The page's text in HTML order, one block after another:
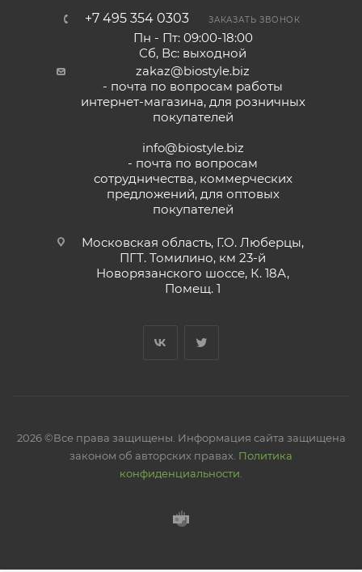
+7 495 354 0303 ЗАКАЗАТЬ ЗВОНОК
Пн - Пт: 09:00-18:00
Сб, Вс: выходной
zakaz@biostyle.biz
- почта по вопросам работы
интернет-магазина, для розничных
покупателей
info@biostyle.biz
- почта по вопросам
сотрудничества, коммерческих
предложений, для оптовых
покупателей
Московская область, Г.О. Люберцы,
ПГТ. Томилино, км 23-й
Новорязанского шоссе, К. 18А,
Помещ. 1
2026 ©Все права защищены. Информация сайта защищена
законом об авторских правах. Политика
конфиденциальности.